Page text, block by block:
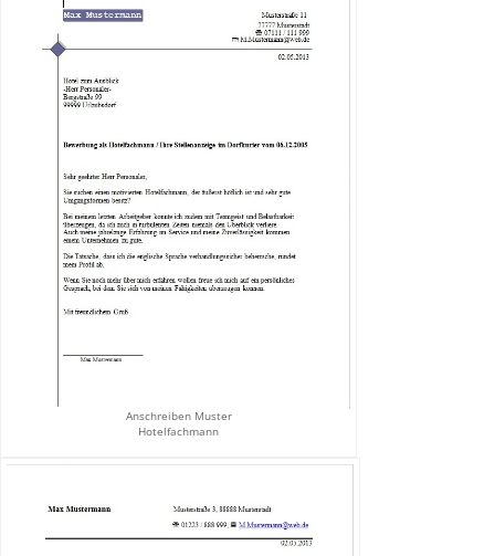
Anschreiben Muster
Hotelfachmann